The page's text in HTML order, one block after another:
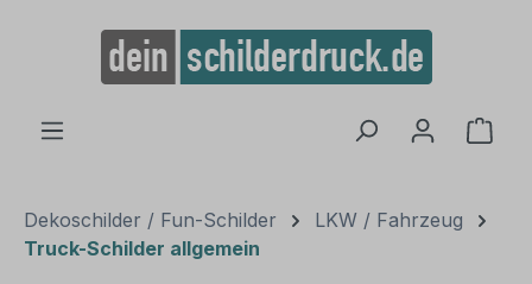
springen
Dekoschilder / Fun-Schilder
LKW / Fahrzeug
Truck-Schilder allgemein